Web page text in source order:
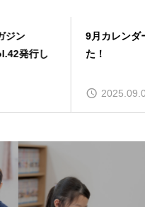
9月カレンダー更新しまし
た！